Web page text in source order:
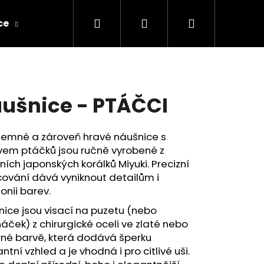
Obchodní podmínky Kontakty a
Hledat PřihlášeníNákupní
- PTÁČCI
a zároveň hravé náušnice s
ptáčků jsou ručně vyrobené z
japonských korálků Miyuki. Precizní
dává vyniknout detailům i
barev.
jsou visací na puzetu (nebo
z chirurgické oceli ve zlaté nebo
barvě, která dodává šperku
vzhled a je vhodná i pro citlivé uši.